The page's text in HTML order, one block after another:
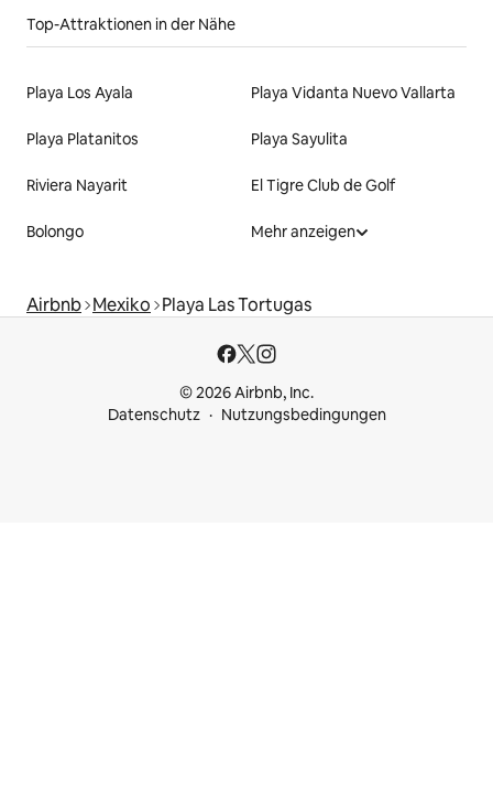
Top-Attraktionen in der Nähe
Playa Los Ayala Playa Vidanta Nuevo Vallarta
Playa Platanitos Playa Sayulita
Riviera Nayarit El Tigre Club de Golf
Bolongo Mehr anzeigen
Airbnb Mexiko Playa Las Tortugas
© 2026 Airbnb, Inc.
Datenschutz
Nutzungsbedingungen